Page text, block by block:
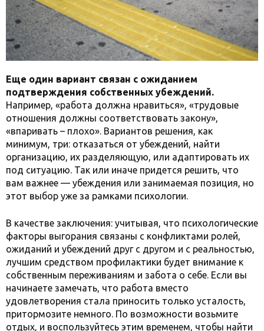
Еще один вариант связан с ожиданием
подтверждения собственных убеждений.
Например, «работа должна нравиться», «трудовые
отношения должны соответствовать закону»,
«впаривать – плохо». Вариантов решения, как
минимум, три: отказаться от убеждений, найти
организацию, их разделяющую, или адаптировать их
под ситуацию. Так или иначе придется решить, что
вам важнее — убеждения или занимаемая позиция, но
этот выбор уже за рамками психологии.
В качестве заключения: учитывая, что психологические
факторы выгорания связаны с конфликтами ролей,
ожиданий и убеждений друг с другом и с реальностью,
лучшим средством профилактики будет внимание к
собственным переживаниям и забота о себе. Если вы
начинаете замечать, что работа вместо
удовлетворения стала приносить только усталость,
притормозите немного. По возможности возьмите
отдых, и воспользуйтесь этим временем, чтобы найти